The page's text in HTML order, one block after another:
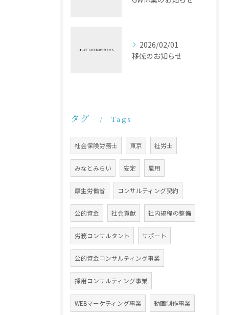
2026/02/01
移転のお知らせ
タグ Tags
社会保険労務士 東京 社労士
みなとみらい 安定 雇用
厚生労働省 コンサルティング契約
公的資金 社会貢献 社内規程の整備
労務コンサルタント サポート
公的資金コンサルティング事業
採用コンサルティング事業
WEBマーケティング事業 動画制作事業